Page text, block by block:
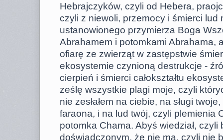
Hebrajczyków, czyli od Hebera,
czyli z niewoli, przemocy i śmierci lud
ustanowionego przymierza Boga
Abrahamem i potomkami Abrahama,
ofiarę ze zwierząt w zastępstwie
ekosystemie czynioną destrukcje -
cierpień i śmierci całokształtu
ześlę wszystkie plagi moje, czyli
nie zesłałem na ciebie, na sługi
faraona, i na lud twój, czyli plemienia
potomka Chama. Abyś wiedział, czyli
doświadczonym, że nie ma, czyli nie